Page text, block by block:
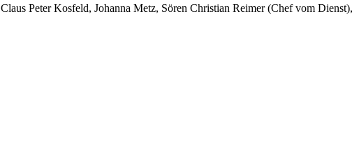
Claus Peter Kosfeld, Johanna Metz, Sören Christian Reimer (Chef vom Dienst),